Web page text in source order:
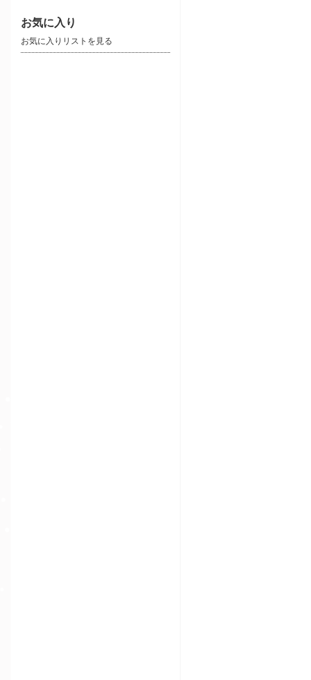
お気に入り
お気に入りリストを見る